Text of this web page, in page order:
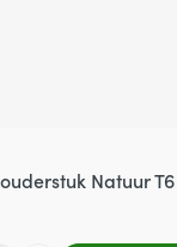
Natuur T6